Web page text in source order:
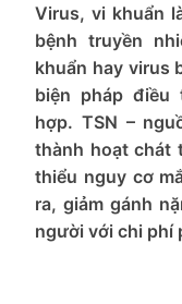
Virus, vi khuẩn
bệnh truyền
khuẩn hay virus
biện pháp điều
hợp. TSN –
thành hoạt chát
thiểu nguy cơ
ra, giảm gánh
người với chi phí